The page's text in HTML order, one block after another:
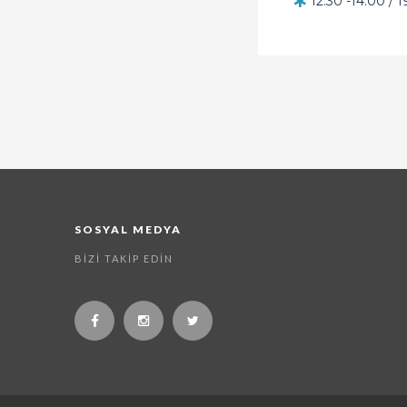
SOSYAL MEDYA
BIZI TAKIP EDIN